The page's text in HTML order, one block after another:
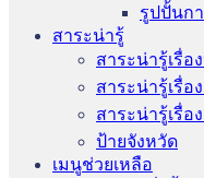
รูปปั้นก
สาระน่ารู้
สาระน่ารู้เรื่อ
สาระน่ารู้เรื่อ
สาระน่ารู้เรื่อ
ป้ายจังหวัด
เมนูช่วยเหลือ